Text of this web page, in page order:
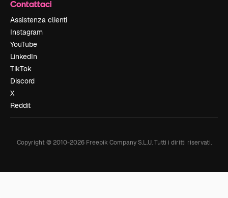
Contattaci
Assistenza clienti
Instagram
YouTube
LinkedIn
TikTok
Discord
X
Reddit
Copyright © 2010-2026Freepik Company S.L.U. Tutti i diritti riservati.